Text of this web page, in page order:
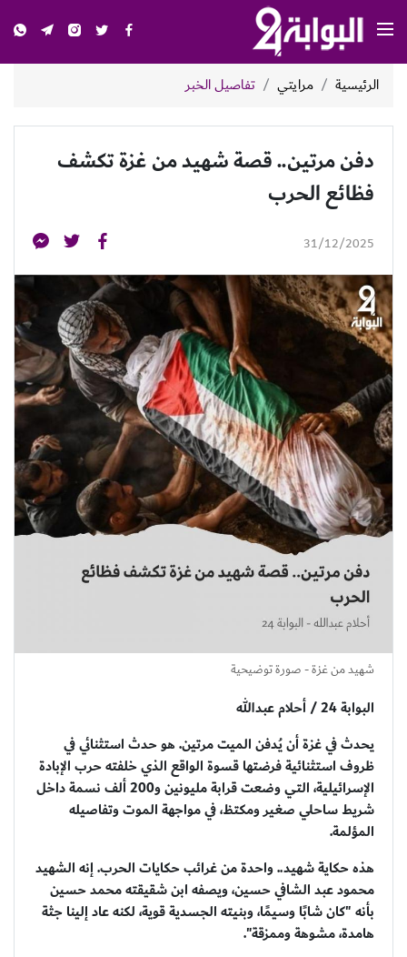
الرئيسية مرايتي تفاصيل الخبر
دفن مرتين.. قصة شهيد من غزة تكشف
فظائع الحرب
31/12/2025
شهيد من غزة - صورة توضيحية
البوابة 24 / أحلام عبدالله
يحدث في غزة أن يُدفن الميت مرتين. هو حدث استثنائي في
ظروف استثنائية فرضتها قسوة الواقع الذي خلفته حرب الإبادة
الإسرائيلية، التي وضعت قرابة مليونين و200 ألف نسمة داخل
شريط ساحلي صغير ومكتظ، في مواجهة الموت وتفاصيله
المؤلمة.
هذه حكاية شهيد.. واحدة من غرائب حكايات الحرب. إنه الشهيد
محمود عبد الشافي حسين، ويصفه ابن شقيقته محمد حسين
بأنه "كان شابًا وسيمًا، وبنيته الجسدية قوية، لكنه عاد إلينا جثة
هامدة، مشوهة وممزقة".